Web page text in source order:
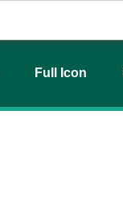
Full Icon